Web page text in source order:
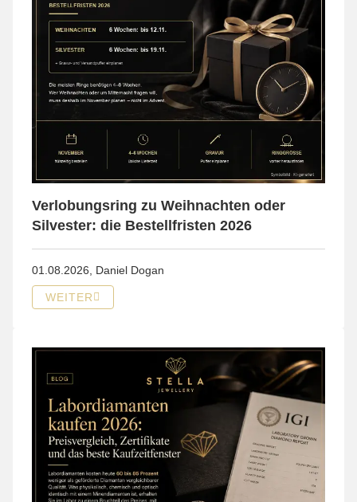
Verlobungsring zu Weihnachten oder
Silvester: die Bestellfristen 2026
01.08.2026, Daniel Dogan
WEITER